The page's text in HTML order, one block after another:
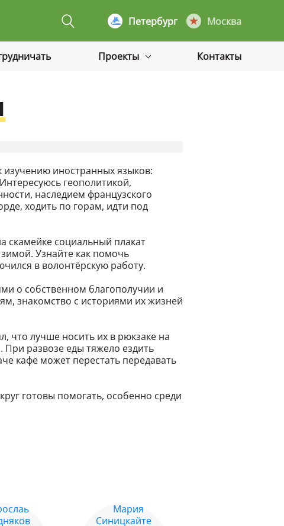
Петербург Москва
Проекты Контакты
иностранных языков:
геополитикой,
наследием французского
ходить по горам, идти под
социальный плакат
Узнайте как помочь
в волонтёрскую работу.
о собственном благополучии и
знакомство с историями их жизней
что лучше носить их в рюкзаке на
При развозе еды тяжело ездить
кафе может перестать передавать
готовы помогать, особенно среди